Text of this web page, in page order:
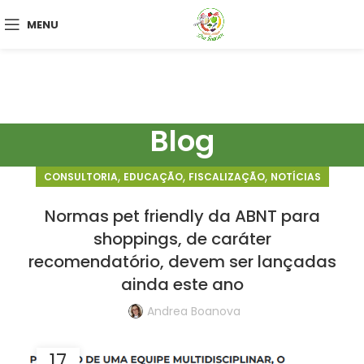
MENU
Blog
CONSULTORIA, EDUCAÇÃO, FISCALIZAÇÃO, NOTÍCIAS
Normas pet friendly da ABNT para
shoppings, de caráter
recomendatório, devem ser lançadas
ainda este ano
Andrea Boanova